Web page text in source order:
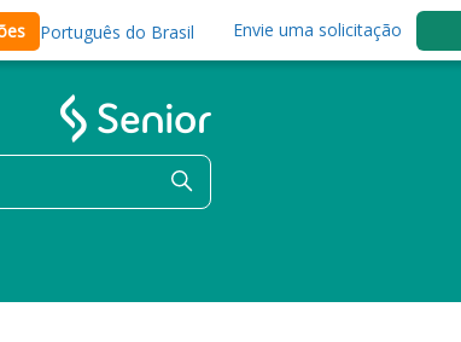
Português do Brasil Envie uma solicitação